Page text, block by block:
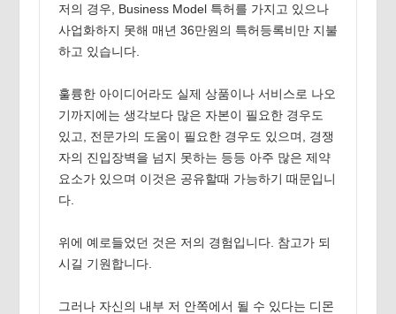
저의 경우, Business Model 특허를 가지고 있으나
사업화하지 못해 매년 36만원의 특허등록비만 지불
하고 있습니다.
훌륭한 아이디어라도 실제 상품이나 서비스로 나오
기까지에는 생각보다 많은 자본이 필요한 경우도
있고, 전문가의 도움이 필요한 경우도 있으며, 경쟁
자의 진입장벽을 넘지 못하는 등등 아주 많은 제약
요소가 있으며 이것은 공유할때 가능하기 때문입니
다.
위에 예로들었던 것은 저의 경험입니다. 참고가 되
시길 기원합니다.
그러나 자신의 내부 저 안쪽에서 될 수 있다는 디몬